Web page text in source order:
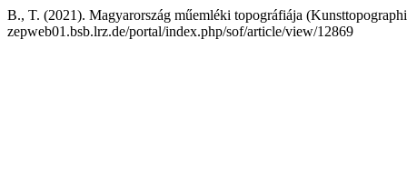
B., T. (2021). Magyarország műemléki topográfiája
zepweb01.bsb.lrz.de/portal/index.php/sof/article/view/12869